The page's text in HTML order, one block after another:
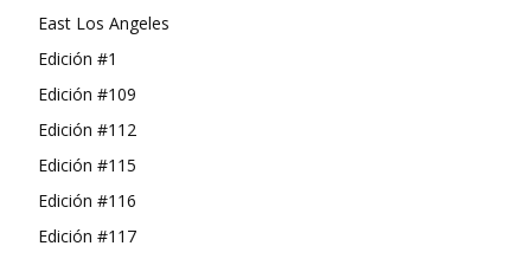
East Los Angeles
Edición #1
Edición #109
Edición #112
Edición #115
Edición #116
Edición #117